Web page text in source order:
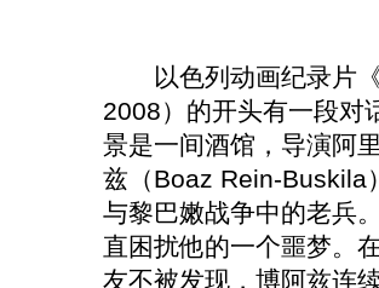
以色列动画纪录片
2008）的开头有一段对
景是一间酒馆，导演阿
兹（Boaz Rein-Buskila
与黎巴嫩战争中的老兵
直困扰他的一个噩梦。
友不被发现，博阿兹连